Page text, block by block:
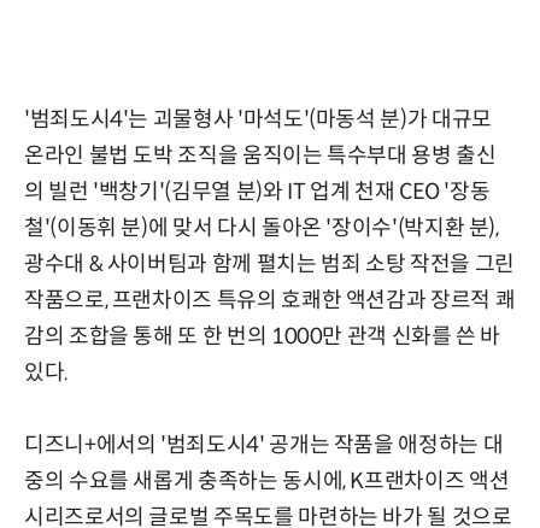
'범죄도시4'는 괴물형사 '마석도'(마동석 분)가 대규모
온라인 불법 도박 조직을 움직이는 특수부대 용병 출신
의 빌런 '백창기'(김무열 분)와 IT 업계 천재 CEO '장동
철'(이동휘 분)에 맞서 다시 돌아온 '장이수'(박지환 분),
광수대 & 사이버팀과 함께 펼치는 범죄 소탕 작전을 그린
작품으로, 프랜차이즈 특유의 호쾌한 액션감과 장르적 쾌
감의 조합을 통해 또 한 번의 1000만 관객 신화를 쓴 바
있다.
디즈니+에서의 '범죄도시4' 공개는 작품을 애정하는 대
중의 수요를 새롭게 충족하는 동시에, K프랜차이즈 액션
시리즈로서의 글로벌 주목도를 마련하는 바가 될 것으로